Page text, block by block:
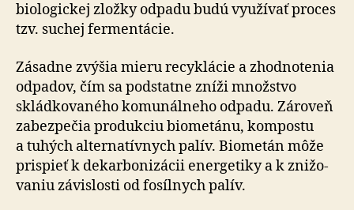
biologickej zložky odpadu budú využívať proces
tzv. suchej fermentácie.
Zásadne zvýšia mieru recyklácie a zhodnotenia
odpadov, čím sa podstatne zníži množstvo
skládkovaného komunálneho odpadu. Zároveň
zabezpečia produkciu biometánu, kompostu
a tuhých alternatívnych palív. Biometán môže
prispieť k de­kar­bo­ni­zácii ener­ge­tiky a k zni­žo­
va­niu závislosti od fosílnych palív.